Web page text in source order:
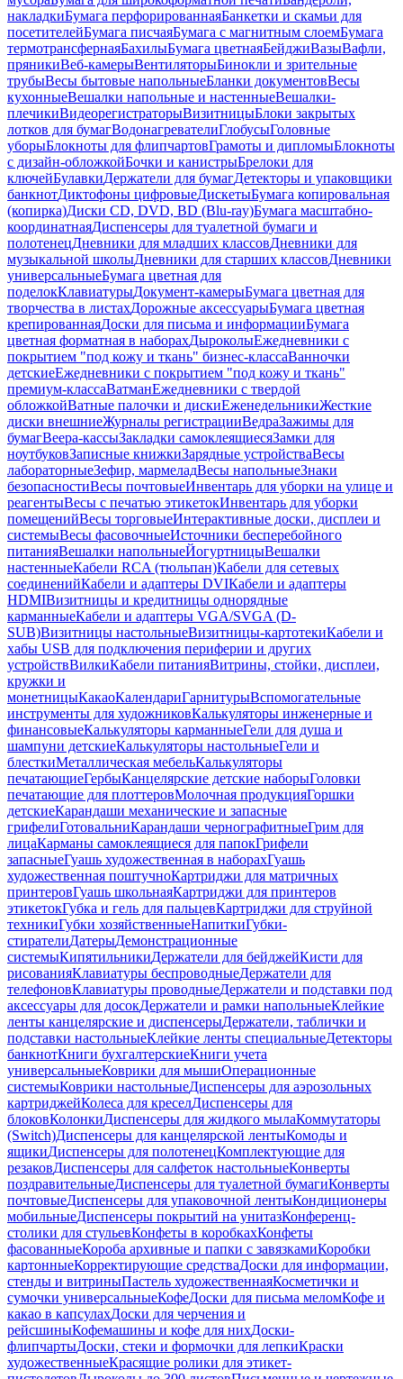
накладкиБумага перфорированнаяБанкетки и скамьи для
посетителейБумага писчаяБумага с магнитным слоемБумага
термотрансфернаяБахилыБумага цветнаяБейджиВазыВафли,
пряникиВеб-камерыВентиляторыБинокли и зрительные
трубыВесы бытовые напольныеБланки документовВесы
кухонныеВешалки напольные и настенныеВешалки-
плечикиВидеорегистраторыВизитницыБлоки закрытых
лотков для бумагВодонагревателиГлобусыГоловные
уборыБлокноты для флипчартовГрамоты и дипломыБлокноты
с дизайн-обложкойБочки и канистрыБрелоки для
ключейБулавкиДержатели для бумагДетекторы и упаковщики
банкнотДиктофоны цифровыеДискетыБумага копировальная
(копирка)Диски CD, DVD, BD (Blu-ray)Бумага масштабно-
координатнаяДиспенсеры для туалетной бумаги и
полотенецДневники для младших классовДневники для
музыкальной школыДневники для старших классовДневники
универсальныеБумага цветная для
поделокКлавиатурыДокумент-камерыБумага цветная для
творчества в листахДорожные аксессуарыБумага цветная
крепированнаяДоски для письма и информацииБумага
цветная форматная в наборахДыроколыЕжедневники с
покрытием "под кожу и ткань" бизнес-классаВанночки
детскиеЕжедневники с покрытием "под кожу и ткань"
премиум-классаВатманЕжедневники с твердой
обложкойВатные палочки и дискиЕженедельникиЖесткие
диски внешниеЖурналы регистрацииВедраЗажимы для
бумагВеера-кассыЗакладки самоклеящиесяЗамки для
ноутбуковЗаписные книжкиЗарядные устройстваВесы
лабораторныеЗефир, мармеладВесы напольныеЗнаки
безопасностиВесы почтовыеИнвентарь для уборки на улице и
реагентыВесы с печатью этикетокИнвентарь для уборки
помещенийВесы торговыеИнтерактивные доски, дисплеи и
системыВесы фасовочныеИсточники бесперебойного
питанияВешалки напольныеЙогуртницыВешалки
настенныеКабели RCA (тюльпан)Кабели для сетевых
соединенийКабели и адаптеры DVIКабели и адаптеры
HDMIВизитницы и кредитницы однорядные
карманныеКабели и адаптеры VGA/SVGA (D-
SUB)Визитницы настольныеВизитницы-картотекиКабели и
хабы USB для подключения периферии и других
устройствВилкиКабели питанияВитрины, стойки, дисплеи,
кружки и
монетницыКакаоКалендариГарнитурыВспомогательные
инструменты для художниковКалькуляторы инженерные и
финансовыеКалькуляторы карманныеГели для душа и
шампуни детскиеКалькуляторы настольныеГели и
блесткиМеталлическая мебельКалькуляторы
печатающиеГербыКанцелярские детские наборыГоловки
печатающие для плоттеровМолочная продукцияГоршки
детскиеКарандаши механические и запасные
грифелиГотовальниКарандаши чернографитныеГрим для
лицаКарманы самоклеящиеся для папокГрифели
запасныеГуашь художественная в наборахГуашь
художественная поштучноКартриджи для матричных
принтеровГуашь школьнаяКартриджи для принтеров
этикетокГубка и гель для пальцевКартриджи для струйной
техникиГубки хозяйственныеНапиткиГубки-
стирателиДатерыДемонстрационные
системыКипятильникиДержатели для бейджейКисти для
рисованияКлавиатуры беспроводныеДержатели для
телефоновКлавиатуры проводныеДержатели и подставки под
аксессуары для досокДержатели и рамки напольныеКлейкие
ленты канцелярские и диспенсерыДержатели, таблички и
подставки настольныеКлейкие ленты специальныеДетекторы
банкнотКниги бухгалтерскиеКниги учета
универсальныеКоврики для мышиОперационные
системыКоврики настольныеДиспенсеры для аэрозольных
картриджейКолеса для креселДиспенсеры для
блоковКолонкиДиспенсеры для жидкого мылаКоммутаторы
(Switch)Диспенсеры для канцелярской лентыКомоды и
ящикиДиспенсеры для полотенецКомплектующие для
резаковДиспенсеры для салфеток настольныеКонверты
поздравительныеДиспенсеры для туалетной бумагиКонверты
почтовыеДиспенсеры для упаковочной лентыКондиционеры
мобильныеДиспенсеры покрытий на унитазКонференц-
столики для стульевКонфеты в коробкахКонфеты
фасованныеКороба архивные и папки с завязкамиКоробки
картонныеКорректирующие средстваДоски для информации,
стенды и витриныПастель художественнаяКосметички и
сумочки универсальныеКофеДоски для письма меломКофе и
какао в капсулахДоски для черчения и
рейсшиныКофемашины и кофе для нихДоски-
флипчартыДоски, стеки и формочки для лепкиКраски
художественныеКрасящие ролики для этикет-